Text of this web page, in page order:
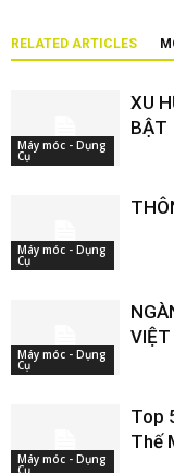
RELATED ARTICLES
Máy móc - Dụng
Cụ
XU
BẬT
Máy móc - Dụng
Cụ
Máy móc - Dụng
Cụ
Máy móc - Dụng
Cụ
Top
Thế